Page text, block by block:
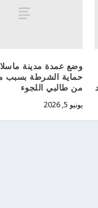
وضع عمدة مدينة
حماية الشرطة بسبب
من طالبي اللجوء
يونيو 5, 2026